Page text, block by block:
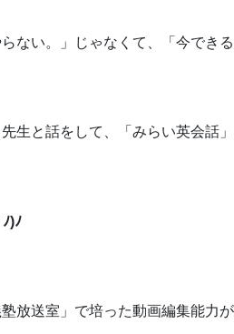
らない。」じゃなくて、「今でき
生と話をして、「みらい英会話
)ﾉ
放送室」で培った動画編集能力